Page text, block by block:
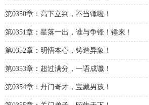
第0350章：高下立判，不当锤啦！
第0351章：星落一出，谁与争锋！锤来！
第0352章：明悟本心，铸造异象！
第0353章：超过满分，一语成谶！
第0354章：丹门奇才，宝藏男孩！